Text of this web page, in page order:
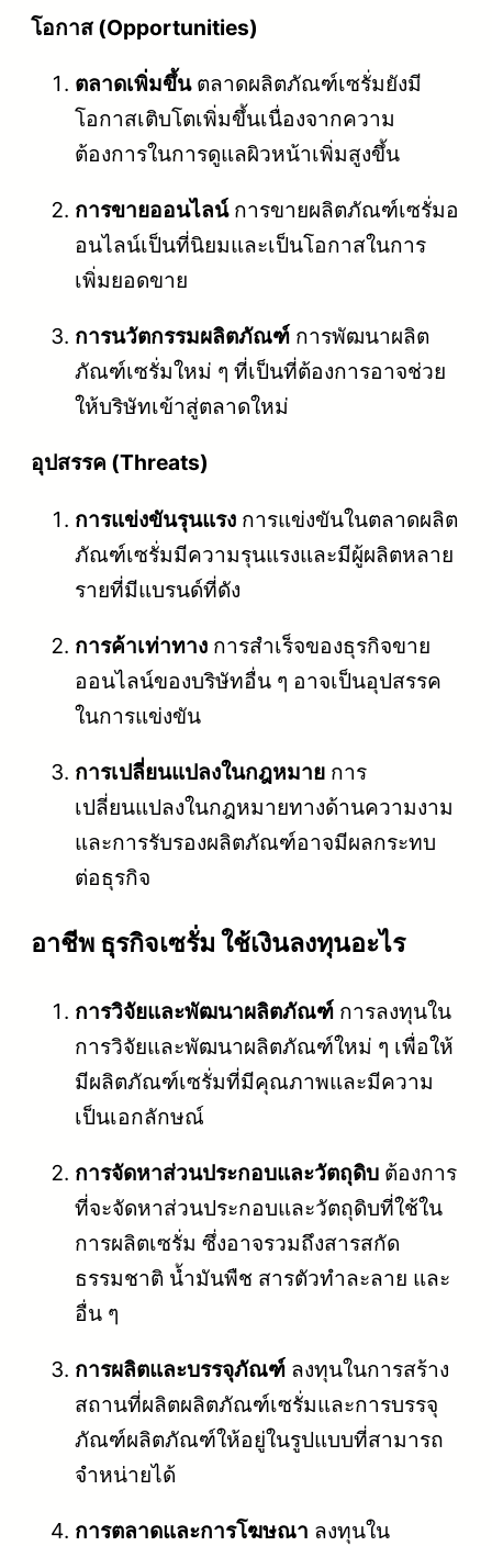
โอกาส (Opportunities)
ตลาดเพิ่มขึ้นตลาดผลิตภัณฑ์เซรั่มยังมี
โอกาสเติบโตเพิ่มขึ้นเนื่องจากความ
ต้องการในการดูแลผิวหน้าเพิ่มสูงขึ้น
การขายออนไลน์การขายผลิตภัณฑ์เซรั่มอ
อนไลน์เป็นที่นิยมและเป็นโอกาสในการ
เพิ่มยอดขาย
การนวัตกรรมผลิตภัณฑ์ การพัฒนาผลิต
ภัณฑ์เซรั่มใหม่ ๆ ที่เป็นที่ต้องการอาจช่วย
ให้บริษัทเข้าสู่ตลาดใหม่
อุปสรรค (Threats)
การแข่งขันรุนแรง การแข่งขันในตลาดผลิต
ภัณฑ์เซรั่มมีความรุนแรงและมีผู้ผลิตหลาย
รายที่มีแบรนด์ที่ดัง
การค้าเท่าทาง การสำเร็จของธุรกิจขาย
ออนไลน์ของบริษัทอื่น ๆ อาจเป็นอุปสรรค
ในการแข่งขัน
การเปลี่ยนแปลงในกฎหมาย การ
เปลี่ยนแปลงในกฎหมายทางด้านความงาม
และการรับรองผลิตภัณฑ์อาจมีผลกระทบ
ต่อธุรกิจ
อาชีพ ธุรกิจเซรั่ม ใช้เงินลงทุนอะไร
การวิจัยและพัฒนาผลิตภัณฑ์ การลงทุนใน
การวิจัยและพัฒนาผลิตภัณฑ์ใหม่ ๆ เพื่อให้
มีผลิตภัณฑ์เซรั่มที่มีคุณภาพและมีความ
เป็นเอกลักษณ์
การจัดหาส่วนประกอบและวัตถุดิบ ต้องการ
ที่จะจัดหาส่วนประกอบและวัตถุดิบที่ใช้ใน
การผลิตเซรั่ม ซึ่งอาจรวมถึงสารสกัด
ธรรมชาติ น้ำมันพืช สารตัวทำละลาย และ
อื่น ๆ
การผลิตและบรรจุภัณฑ์ ลงทุนในการสร้าง
สถานที่ผลิตผลิตภัณฑ์เซรั่มและการบรรจุ
ภัณฑ์ผลิตภัณฑ์ให้อยู่ในรูปแบบที่สามารถ
จำหน่ายได้
การตลาดและการโฆษณา ลงทุนใน